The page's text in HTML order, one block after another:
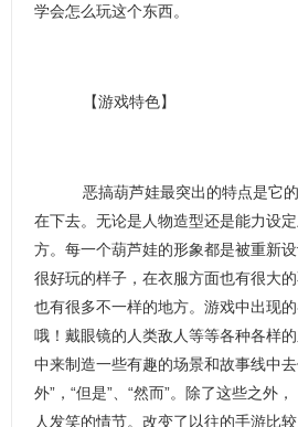
学会怎么玩这个东西。
【游戏特色】
恶搞葫芦娃最突出的特点是它
在下去。无论是人物造型还是能力设
方。每一个葫芦娃的形象都是被重新设
很好玩的样子，在衣服方面也有很大
也有很多不一样的地方。游戏中出现
哦！戴眼镜的人类敌人等等各种各样
中来制造一些有趣的场景和故事线中
外”，“但是”、“然而”。除了这些之外
人发笑的情节。改变了以往的手游比